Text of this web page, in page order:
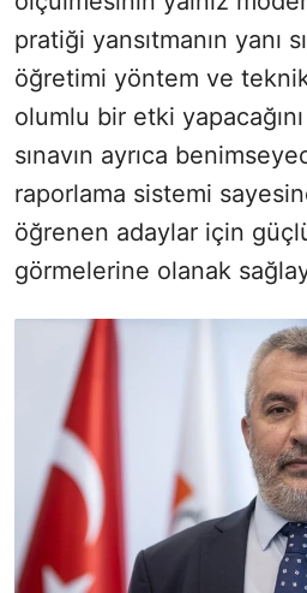
pratiği yansıtmanın yanı
öğretimi yöntem ve
olumlu bir etki
sınavın ayrıca
raporlama sistemi
öğrenen adaylar için
görmelerine olanak